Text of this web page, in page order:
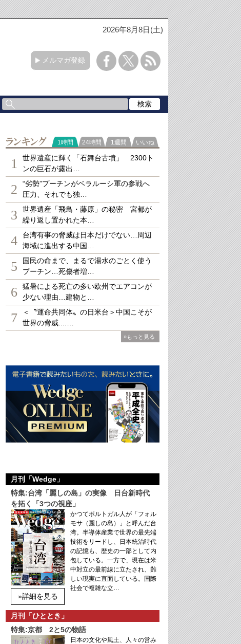
2026年8月8日(土)
メルマガ登録
ランキング
1時間 24時間 1週間 いいね
1
世界遺産に輝く「石舞台古墳」 2300ト
ンの巨石が露出…
2
“劣勢”プーチンがベラルーシ軍の参戦へ
圧力、それでも独…
3
世界遺産「飛鳥・藤原」の秘密 宮都が
繰り返し置かれた本…
4
台湾有事の脅威は日本だけでない…周辺
海域に進出する中国…
5
国民の命まで、まるで湯水のごとく使う
プーチン…死傷者増…
6
猛暑による死亡の多い欧州でエアコンが
少ない理由…建物と…
7
＜〝運命共同体〟の日米台＞中国こそが
世界の脅威....…
»もっと見る
月刊「Wedge」
特集:台湾「麗しの島」の実像 日台新時代
を拓く「3つの視座」
»詳細を見る
かつてポルトガル人が「フォル
モサ（麗しの島）」と呼んだ台
湾。半導体産業で世界の最先端
技術をリードし、日本統治時代
の記憶も、歴史の一部として内
包している。一方で、現在は米
中対立の最前線に立たされ、難
しい現実に直面している。国際
社会で複雑な立…
月刊「ひととき」
特集:京都 2と5の物語
日本の文化や風土、人々の営み